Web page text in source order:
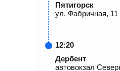
Пятигорск
ул. Фабричная,
12:20
Дербент
автовокзал